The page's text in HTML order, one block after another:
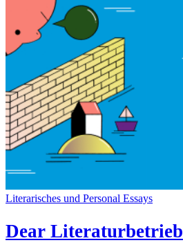
Literarisches und Personal Essays
Dear Literaturbetrieb